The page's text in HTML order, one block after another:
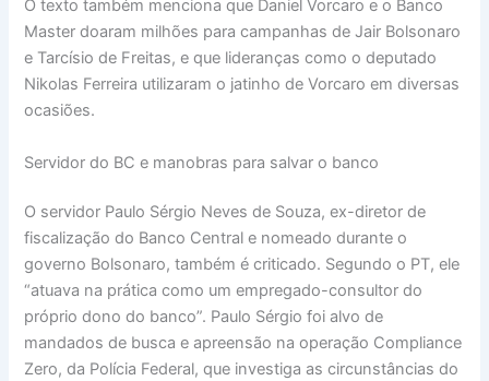
O texto também menciona que Daniel Vorcaro e o Banco
Master doaram milhões para campanhas de Jair Bolsonaro
e Tarcísio de Freitas, e que lideranças como o deputado
Nikolas Ferreira utilizaram o jatinho de Vorcaro em diversas
ocasiões.
Servidor do BC e manobras para salvar o banco
O servidor Paulo Sérgio Neves de Souza, ex-diretor de
fiscalização do Banco Central e nomeado durante o
governo Bolsonaro, também é criticado. Segundo o PT, ele
“atuava na prática como um empregado-consultor do
próprio dono do banco”. Paulo Sérgio foi alvo de
mandados de busca e apreensão na operação Compliance
Zero, da Polícia Federal, que investiga as circunstâncias do